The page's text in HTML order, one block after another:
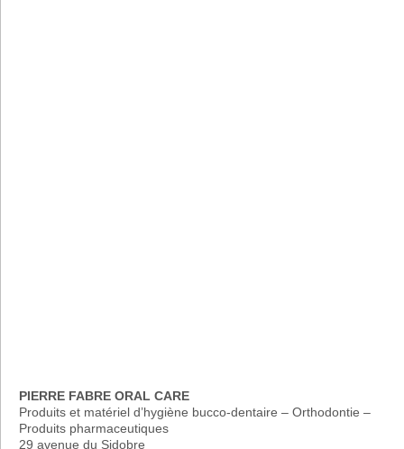
PIERRE FABRE ORAL CARE
Produits et matériel d’hygiène bucco-dentaire – Orthodontie –
Produits pharmaceutiques
29 avenue du Sidobre